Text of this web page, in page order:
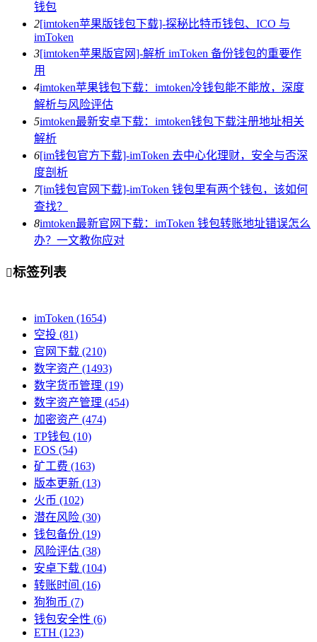
钱包
2[imtoken苹果版钱包下载]-探秘比特币钱包、ICO 与
imToken
3[imtoken苹果版官网]-解析 imToken 备份钱包的重要作
用
4imtoken苹果钱包下载：imtoken冷钱包能不能放，深度
解析与风险评估
5imtoken最新安卓下载：imtoken钱包下载注册地址相关
解析
6[im钱包官方下载]-imToken 去中心化理财，安全与否深
度剖析
7[im钱包官网下载]-imToken 钱包里有两个钱包，该如何
查找？
8imtoken最新官网下载：imToken 钱包转账地址错误怎么
办？一文教你应对
标签列表
imToken (1654)
空投 (81)
官网下载 (210)
数字资产 (1493)
数字货币管理 (19)
数字资产管理 (454)
加密资产 (474)
TP钱包 (10)
EOS (54)
矿工费 (163)
版本更新 (13)
火币 (102)
潜在风险 (30)
钱包备份 (19)
风险评估 (38)
安卓下载 (104)
转账时间 (16)
狗狗币 (7)
钱包安全性 (6)
ETH (123)